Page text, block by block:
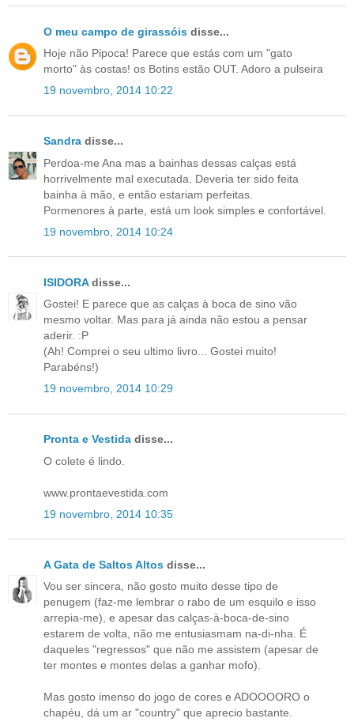
O meu campo de girassóis disse...
Hoje não Pipoca! Parece que estás com um "gato
morto" às costas! os Botins estão OUT. Adoro a pulseira
19 novembro, 2014 10:22
Sandra disse...
Perdoa-me Ana mas a bainhas dessas calças está
horrivelmente mal executada. Deveria ter sido feita
bainha à mão, e então estariam perfeitas.
Pormenores à parte, está um look simples e confortável.
19 novembro, 2014 10:24
ISIDORAdisse...
Gostei! E parece que as calças à boca de sino vão
mesmo voltar. Mas para já ainda não estou a pensar
aderir. :P
(Ah! Comprei o seu ultimo livro... Gostei muito!
Parabéns!)
19 novembro, 2014 10:29
Pronta e Vestida disse...
O colete é lindo.
www.prontaevestida.com
19 novembro, 2014 10:35
A Gata de Saltos Altos disse...
Vou ser sincera, não gosto muito desse tipo de
penugem (faz-me lembrar o rabo de um esquilo e isso
arrepia-me), e apesar das calças-à-boca-de-sino
estarem de volta, não me entusiasmam na-di-nha. É
daqueles "regressos" que não me assistem (apesar de
ter montes e montes delas a ganhar mofo).
Mas gosto imenso do jogo de cores e ADOOOORO o
chapéu, dá um ar "country" que aprecio bastante.